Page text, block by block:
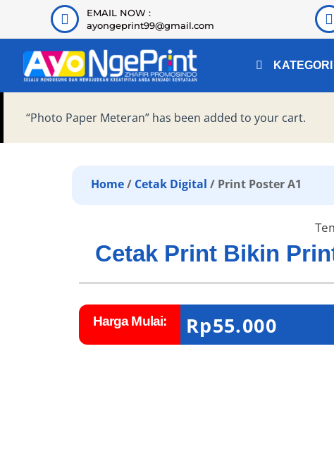
EMAIL NOW :
ayongeprint99@gmail.com
“Photo Paper Meteran” has been added to your cart.
Home/ Cetak Digital / Print Poster A1
Cetak Print Bikin
Harga Mulai: Rp55.000